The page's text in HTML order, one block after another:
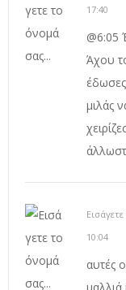
17:40
@6:05
Άχου
μιλάς
10:04
αυτές